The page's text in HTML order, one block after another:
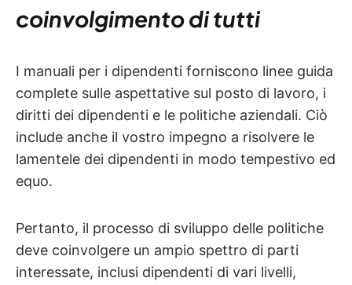
coinvolgimento di tutti
I manuali per i dipendenti forniscono linee guida
complete sulle aspettative sul posto di lavoro, i
diritti dei dipendenti e le politiche aziendali. Ciò
include anche il vostro impegno a risolvere le
lamentele dei dipendenti in modo tempestivo ed
equo.
Pertanto, il processo di sviluppo delle politiche
deve coinvolgere un ampio spettro di parti
interessate, inclusi dipendenti di vari livelli,